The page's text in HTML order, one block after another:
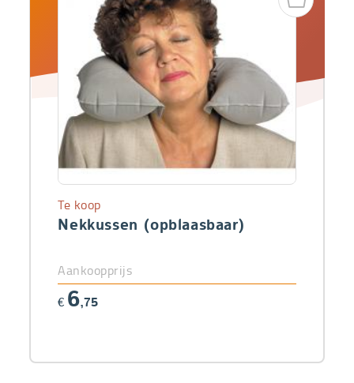
Nekkussen (opblaasbaar)
Te koop
Aankoopprijs
€ 6,75